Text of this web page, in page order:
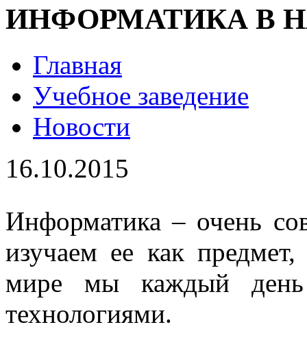
ИНФОРМАТИКА В
Главная
Учебное заведение
Новости
16.10.2015
Информатика – очень
изучаем ее как
мире мы каждый день
технологиями.